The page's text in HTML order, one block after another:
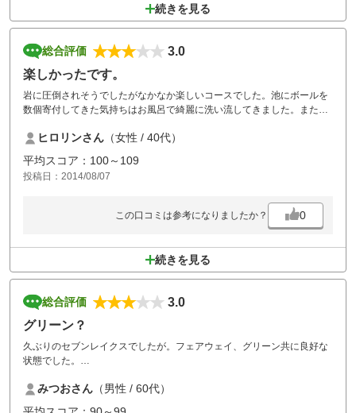
続きを見る
総合評価
3.0
楽しかったです。
岩に圧倒されそうでしたがなかなか楽しいコースでした。池にボールを
数個寄付してきた気持ちはお風呂で綺麗に洗い流してきました。また挑
ヒロリンさん （女性 / 40代）
平均スコア：100～109
投稿日：2014/08/07
この口コミは参考になりましたか？ 0
続きを見る
総合評価
3.0
グリーン？
久ぶりのセブンレイクスでしたが。フェアウェイ、グリーン共に良好な
状態でした。
しいです。
楽しくゴルフは出来ました。
みつおさん （男性 / 60代）